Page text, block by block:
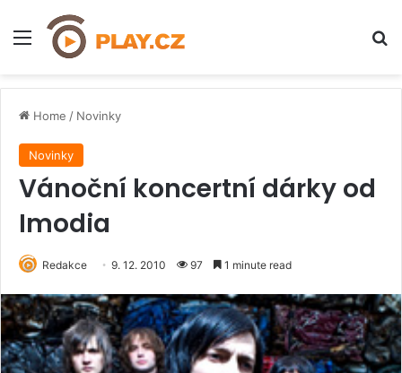
Menu
Home / Novinky
Novinky
Vánoční koncertní dárky od
Imodia
Redakce 9. 12. 2010 97 1 minute read